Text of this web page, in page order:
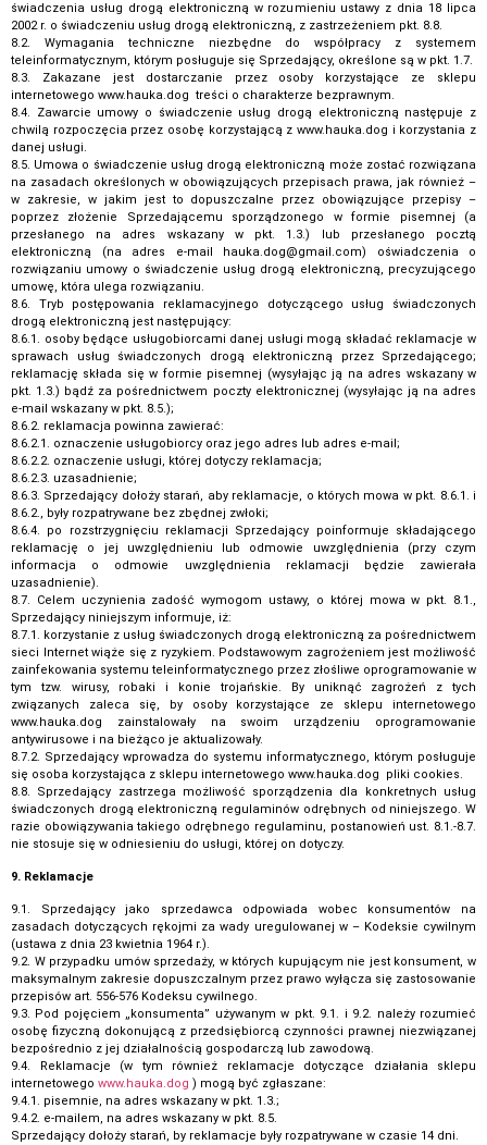
świadczenia usług drogą elektroniczną w rozumieniu ustawy z dnia 18 lipca
2002 r. o świadczeniu usług drogą elektroniczną, z zastrzeżeniem pkt. 8.8.
8.2. Wymagania techniczne niezbędne do współpracy z systemem
teleinformatycznym, którym posługuje się Sprzedający, określone są w pkt. 1.7.
8.3. Zakazane jest dostarczanie przez osoby korzystające ze sklepu
internetowego www.hauka.dog treści o charakterze bezprawnym.
8.4. Zawarcie umowy o świadczenie usług drogą elektroniczną następuje z
chwilą rozpoczęcia przez osobę korzystającą z www.hauka.dog i korzystania z
danej usługi.
8.5. Umowa o świadczenie usług drogą elektroniczną może zostać rozwiązana
na zasadach określonych w obowiązujących przepisach prawa, jak również –
w zakresie, w jakim jest to dopuszczalne przez obowiązujące przepisy –
poprzez złożenie Sprzedającemu sporządzonego w formie pisemnej (a
przesłanego na adres wskazany w pkt. 1.3.) lub przesłanego pocztą
elektroniczną (na adres e-mail hauka.dog@gmail.com) oświadczenia o
rozwiązaniu umowy o świadczenie usług drogą elektroniczną, precyzującego
umowę, która ulega rozwiązaniu.
8.6. Tryb postępowania reklamacyjnego dotyczącego usług świadczonych
drogą elektroniczną jest następujący:
8.6.1. osoby będące usługobiorcami danej usługi mogą składać reklamacje w
sprawach usług świadczonych drogą elektroniczną przez Sprzedającego;
reklamację składa się w formie pisemnej (wysyłając ją na adres wskazany w
pkt. 1.3.) bądź za pośrednictwem poczty elektronicznej (wysyłając ją na adres
e-mail wskazany w pkt. 8.5.);
8.6.2. reklamacja powinna zawierać:
8.6.2.1. oznaczenie usługobiorcy oraz jego adres lub adres e-mail;
8.6.2.2. oznaczenie usługi, której dotyczy reklamacja;
8.6.2.3. uzasadnienie;
8.6.3. Sprzedający dołoży starań, aby reklamacje, o których mowa w pkt. 8.6.1. i
8.6.2., były rozpatrywane bez zbędnej zwłoki;
8.6.4. po rozstrzygnięciu reklamacji Sprzedający poinformuje składającego
reklamację o jej uwzględnieniu lub odmowie uwzględnienia (przy czym
informacja o odmowie uwzględnienia reklamacji będzie zawierała
uzasadnienie).
8.7. Celem uczynienia zadość wymogom ustawy, o której mowa w pkt. 8.1.,
Sprzedający niniejszym informuje, iż:
8.7.1. korzystanie z usług świadczonych drogą elektroniczną za pośrednictwem
sieci Internet wiąże się z ryzykiem. Podstawowym zagrożeniem jest możliwość
zainfekowania systemu teleinformatycznego przez złośliwe oprogramowanie w
tym tzw. wirusy, robaki i konie trojańskie. By uniknąć zagrożeń z tych
związanych zaleca się, by osoby korzystające ze sklepu internetowego
www.hauka.dog zainstalowały na swoim urządzeniu oprogramowanie
antywirusowe i na bieżąco je aktualizowały.
8.7.2. Sprzedający wprowadza do systemu informatycznego, którym posługuje
się osoba korzystająca z sklepu internetowego www.hauka.dog pliki cookies.
8.8. Sprzedający zastrzega możliwość sporządzenia dla konkretnych usług
świadczonych drogą elektroniczną regulaminów odrębnych od niniejszego. W
razie obowiązywania takiego odrębnego regulaminu, postanowień ust. 8.1.-8.7.
nie stosuje się w odniesieniu do usługi, której on dotyczy.
9. Reklamacje
9.1. Sprzedający jako sprzedawca odpowiada wobec konsumentów na
zasadach dotyczących rękojmi za wady uregulowanej w – Kodeksie cywilnym
(ustawa z dnia 23 kwietnia 1964 r.).
9.2. W przypadku umów sprzedaży, w których kupującym nie jest konsument, w
maksymalnym zakresie dopuszczalnym przez prawo wyłącza się zastosowanie
przepisów art. 556-576 Kodeksu cywilnego.
9.3. Pod pojęciem „konsumenta” używanym w pkt. 9.1. i 9.2. należy rozumieć
osobę fizyczną dokonującą z przedsiębiorcą czynności prawnej niezwiązanej
bezpośrednio z jej działalnością gospodarczą lub zawodową.
9.4. Reklamacje (w tym również reklamacje dotyczące działania sklepu
internetowego www.hauka.dog ) mogą być zgłaszane:
9.4.1. pisemnie, na adres wskazany w pkt. 1.3.;
9.4.2. e-mailem, na adres wskazany w pkt. 8.5.
Sprzedający dołoży starań, by reklamacje były rozpatrywane w czasie 14 dni.